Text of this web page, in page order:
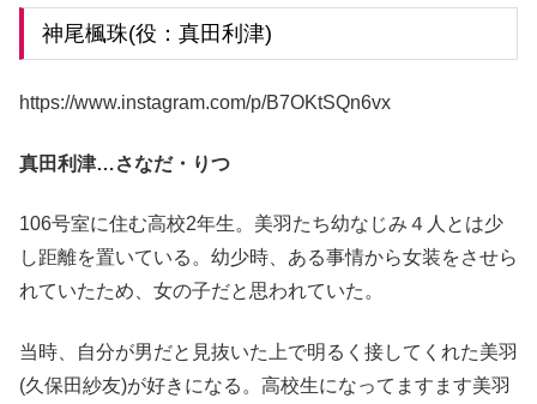
神尾楓珠(役：真田利津)
https://www.instagram.com/p/B7OKtSQn6vx
真田利津…さなだ・りつ
106号室に住む高校2年生。美羽たち幼なじみ４人とは少
し距離を置いている。幼少時、ある事情から女装をさせら
れていたため、女の子だと思われていた。
当時、自分が男だと見抜いた上で明るく接してくれた美羽
(久保田紗友)が好きになる。高校生になってますます美羽